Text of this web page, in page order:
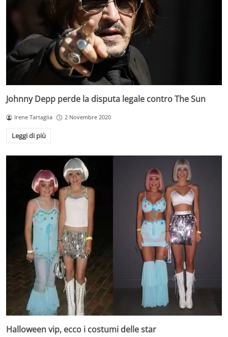
Johnny Depp perde la disputa legale contro The Sun
Irene Tartaglia 2 Novembre 2020
Leggi di più
Halloween vip, ecco i costumi delle star